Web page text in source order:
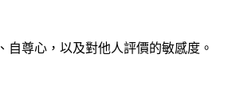
自尊心，以及對他人評價的敏感度。